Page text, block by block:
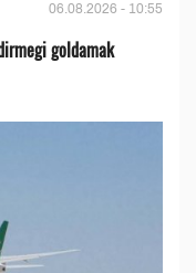
06.08.2026 - 10:55
goldamak